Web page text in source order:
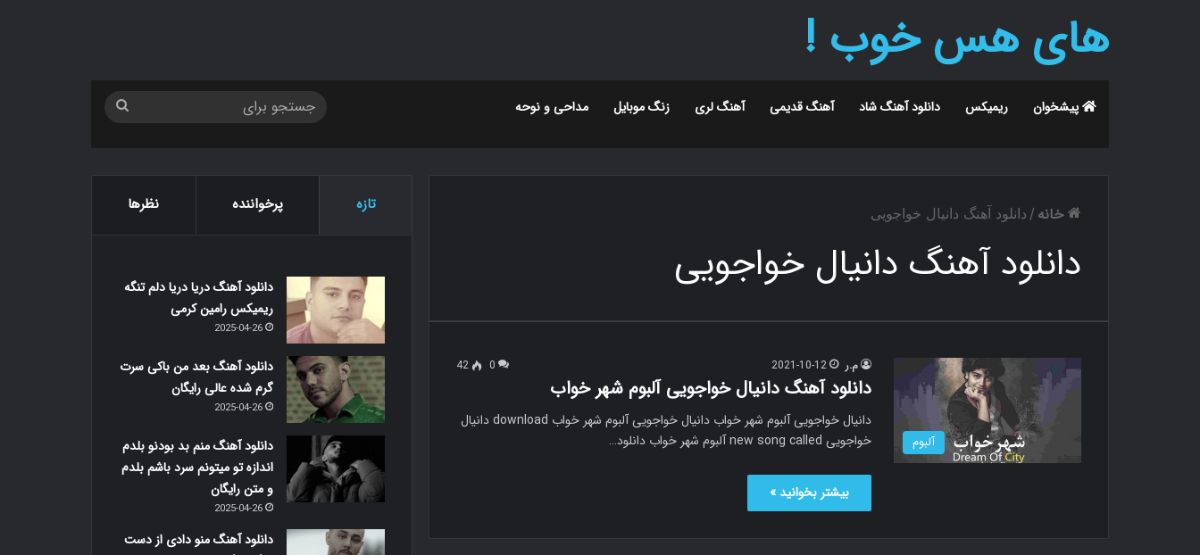
های هس خوب !
پیشخوان ریمیکس دانلود آهنگ شاد آهنگ قدیمی آهنگ لری زنگ موبایل مداحی و نوحه
خانه / دانلود آهنگ دانیال خواجویی
دانلود آهنگ دانیال خواجویی
آلبوم
م.ر 2021-10-12
0
42
دانلود آهنگ دانیال خواجویی آلبوم شهر خواب
دانیال خواجویی آلبوم شهر خواب دانیال خواجویی آلبوم شهر خواب download دانیال
خواجویی new song called آلبوم شهر خواب دانلود…
بیشتر بخوانید »
تازه پرخواننده نظرها
دانلود آهنگ دریا دریا دلم تنگه
ریمیکس رامین کرمی
2025-04-26
دانلود آهنگ بعد من باکی سرت
گرم شده عالی رایگان
2025-04-26
دانلود آهنگ منم بد بودنو بلدم
اندازه تو میتونم سرد باشم بلدم
و متن رایگان
2025-04-26
دانلود آهنگ منو دادی از دست